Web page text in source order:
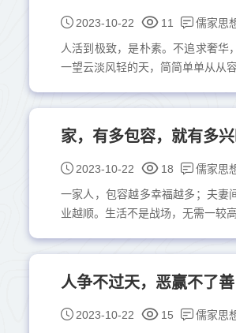
2023-10-22 11 儒家思
人活到极致，是朴素。不追求奢华
一望云淡风轻的天，简简单单从从
家，有多包容，就有多兴
2023-10-22 18 儒家思
一家人，包容越多幸福越多；夫妻
业越顺。生活不是战场，无需一较
人争不过天，恶赢不了善
2023-10-22 15 儒家思